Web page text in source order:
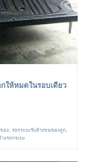
ให้หมดในรอบเดียว
อง รถกระบะรับจ้างขนของถูก
างรถกระบะ